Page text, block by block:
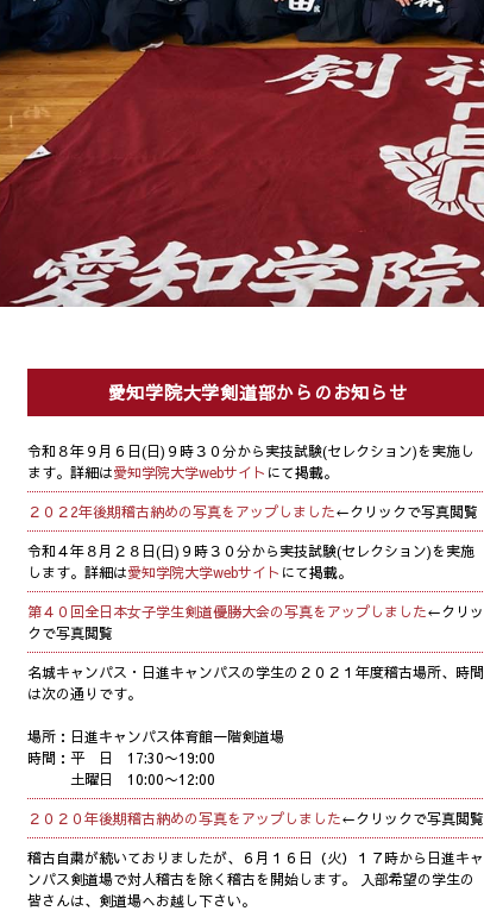
愛知学院大学剣道部からのお知らせ
令和８年９月６日(日)９時３０分から実技試験(セレクション)を実施し
ます。詳細は愛知学院大学webサイト にて掲載。
２０２2年後期稽古納めの写真をアップしました←クリックで写真閲覧
令和４年８月２８日(日)９時３０分から実技試験(セレクション)を実施
します。詳細は愛知学院大学webサイト にて掲載。
第４０回全日本女子学生剣道優勝大会の写真をアップしました←クリッ
クで写真閲覧
名城キャンパス・日進キャンパスの学生の２０２１年度稽古場所、時間
は次の通りです。
場所：日進キャンパス体育館一階剣道場
時間：平 日 17:30〜19:00
土曜日 10:00〜12:00
２０２０年後期稽古納めの写真をアップしました←クリックで写真閲覧
稽古自粛が続いておりましたが、６月１６日（火）１７時から日進キャ
ンパス剣道場で対人稽古を除く稽古を開始します。 入部希望の学生の
皆さんは、剣道場へお越し下さい。